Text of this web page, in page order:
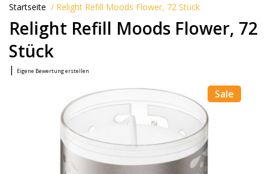
Startseite / Relight Refill Moods Flower, 72 Stück
Relight Refill Moods Flower, 72
Stück
| Eigene Bewertung erstellen
Sale